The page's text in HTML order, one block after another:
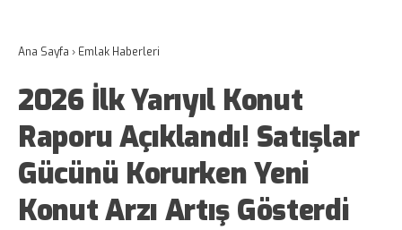
Ana Sayfa › Emlak Haberleri
2026 İlk Yarıyıl Konut
Raporu Açıklandı! Satışlar
Gücünü Korurken Yeni
Konut Arzı Artış Gösterdi